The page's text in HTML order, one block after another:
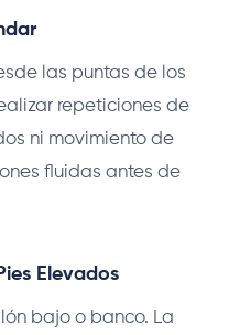
las puntas de los
repeticiones de
ni movimiento de
fluidas antes de
Elevados
bajo o banco. La